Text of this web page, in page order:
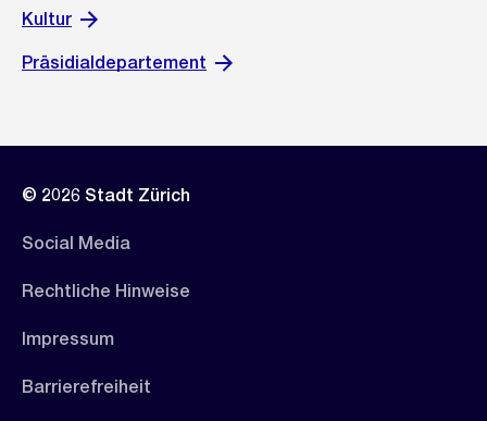
Kultur
Präsidialdepartement
© 2026 Stadt Zürich
Social Media
Rechtliche Hinweise
Impressum
Barrierefreiheit